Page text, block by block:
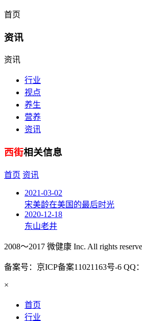
首页
资讯
资讯
行业
视点
养生
营养
资讯
西街相关信息
首页 资讯
2021-03-02
宋美龄在美国的最后时光
2020-12-18
东山老井
2008～2017 微健康 Inc. All rights
备案号：京ICP备案11021163号-6 QQ：
×
首页
行业